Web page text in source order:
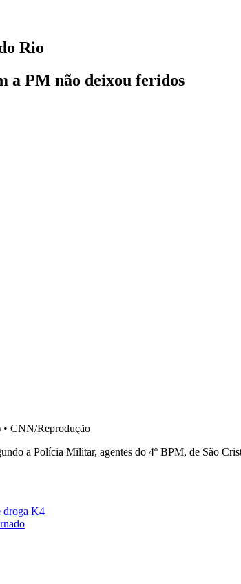
Rio
a PM não deixou feridos
• CNN/Reprodução
a Polícia Militar, agentes do 4º BPM, de São
droga K4